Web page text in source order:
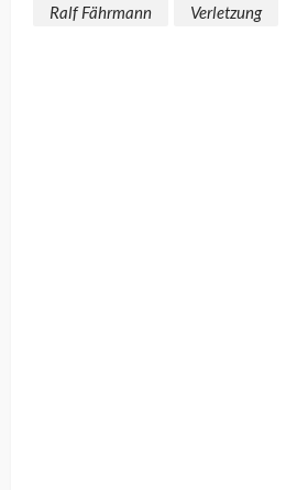
Ralf Fährmann
Verletzung